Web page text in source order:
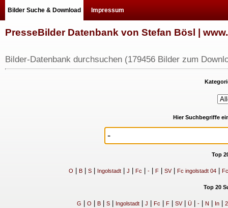
Bilder Suche & Download Impressum
PresseBilder Datenbank von Stefan Bösl |
Bilder-Datenbank durchsuchen (179456 Bilder zum
Hier Suchbegriffe
Top
O B| S| Ingolstadt| J Fc -| F| SV| Fc ingolstadt 04|
Top 20
G O B| S| Ingolstadt| J Fc F| SV| Ü| -| N In| 2